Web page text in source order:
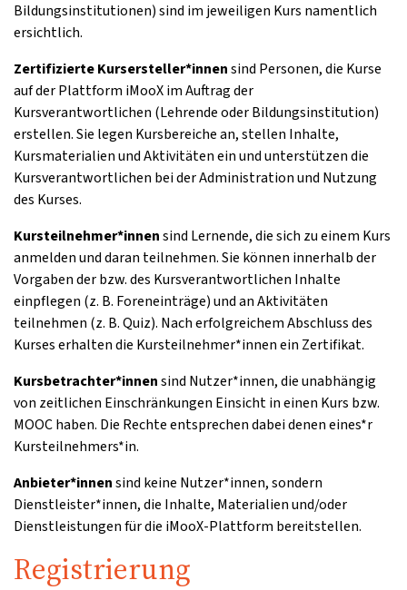
Bildungsinstitutionen) sind im jeweiligen Kurs namentlich
ersichtlich.
Zertifizierte Kursersteller*innensind Personen, die Kurse
auf der Plattform iMooX im Auftrag der
Kursverantwortlichen (Lehrende oder Bildungsinstitution)
erstellen. Sie legen Kursbereiche an, stellen Inhalte,
Kursmaterialien und Aktivitäten ein und unterstützen die
Kursverantwortlichen bei der Administration und Nutzung
des Kurses.
Kursteilnehmer*innensind Lernende, die sich zu einem Kurs
anmelden und daran teilnehmen. Sie können innerhalb der
Vorgaben der bzw. des Kursverantwortlichen Inhalte
einpflegen (z. B. Foreneinträge) und an Aktivitäten
teilnehmen (z. B. Quiz). Nach erfolgreichem Abschluss des
Kurses erhalten die Kursteilnehmer*innen ein Zertifikat.
Kursbetrachter*innensind Nutzer*innen, die unabhängig
von zeitlichen Einschränkungen Einsicht in einen Kurs bzw.
MOOC haben. Die Rechte entsprechen dabei denen eines*r
Kursteilnehmers*in.
Anbieter*innensind keine Nutzer*innen, sondern
Dienstleister*innen, die Inhalte, Materialien und/oder
Dienstleistungen für die iMooX-Plattform bereitstellen.
Registrierung